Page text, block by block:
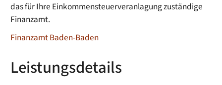
das für Ihre Einkommensteuerveranlagung zuständige
Finanzamt.
Finanzamt Baden-Baden
Leistungsdetails